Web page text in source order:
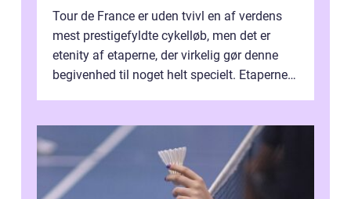
Tour de France er uden tvivl en af verdens
mest prestigefyldte cykelløb, men det er
etenity af etaperne, der virkelig gør denne
begivenhed til noget helt specielt. Etaperne i